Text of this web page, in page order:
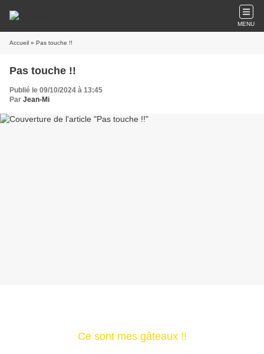
MENU
Accueil » Pas touche !!
Pas touche !!
Publié le 09/10/2024 à 13:45
Par Jean-Mi
Ce sont mes gâteaux !!